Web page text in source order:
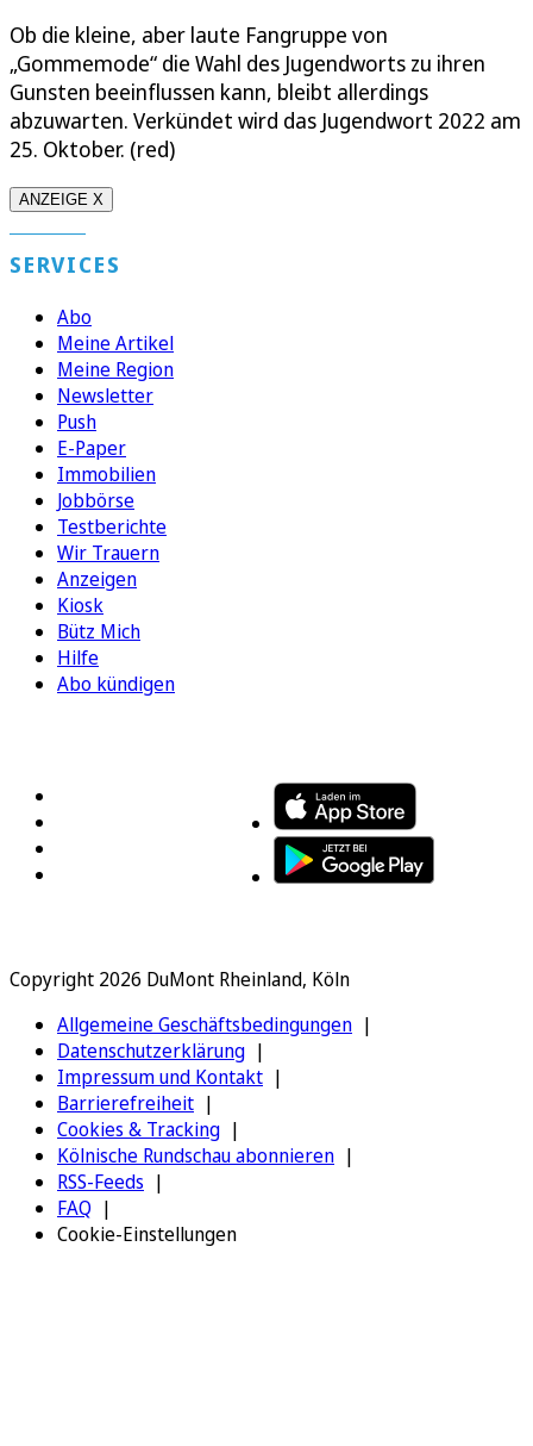
Ob die kleine, aber laute Fangruppe von
„Gommemode“ die Wahl des Jugendworts zu ihren
Gunsten beeinflussen kann, bleibt allerdings
abzuwarten. Verkündet wird das Jugendwort 2022 am
25. Oktober. (red)
ANZEIGE X
SERVICES
Abo
Meine Artikel
Meine Region
Newsletter
Push
E-Paper
Immobilien
Jobbörse
Testberichte
Wir Trauern
Anzeigen
Kiosk
Bütz Mich
Hilfe
Abo kündigen
Copyright 2026 DuMont Rheinland, Köln
Allgemeine Geschäftsbedingungen
Datenschutzerklärung
Impressum und Kontakt
Barrierefreiheit
Cookies & Tracking
Kölnische Rundschau abonnieren
RSS-Feeds
FAQ
Cookie-Einstellungen